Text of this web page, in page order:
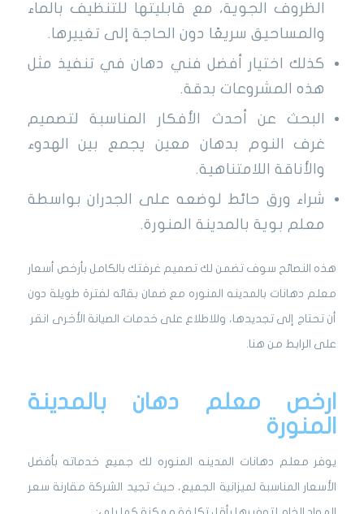
الظروف الجوية، مع قابليتها للتنظيف بالماء
والمساحيق سريعًا دون الحاجة إلى تغييرها.
كذلك اختيار أفضل فني دهان في تنفيذ مثل
هذه المشروعات بدقة.
البحث عن أحدث الأفكار المناسبة لتصميم
غرف النوم بدهان معين يجمع بين الهدوء
والأناقة اللامتناهية.
شراء ورق حائط لوضعه على الجدران بواسطة
معلم بوية بالمدينة المنورة.
هذه النصائح سوف تضمن لك تصميم غرفتك بالكامل بأرخص أسعار
معلم دهانات بالمدينه المنوره مع ضمان بقائه لفترة طويلة دون
أن تحتاج إلى تجديدها، وللاطلاع على خدمات الصيانة الأخرى انقر
على الرابط من هنا.
ارخص معلم دهان بالمدينة
المنورة
يوفر معلم دهانات المدينه المنوره لك جميع خدماته بأفضل
الأسعار المناسبة لميزانية الجميع، حيث تجيد الشركة مقارنة سعر